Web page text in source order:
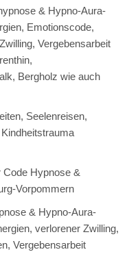
& Hypno-Aura-
Emotionscode,
Vergebensarbeit
Bergholz wie auch
Seelenreisen,
Hypnose &
Vorpommern
& Hypno-Aura-
verlorener Zwilling,
Vergebensarbeit